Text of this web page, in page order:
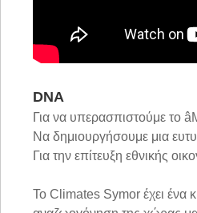
DNA
Για να υπερασπιστούμε το
Να δημιουργήσουμε μια
Για την επίτευξη εθνικής
Το Climates Symor έχει ένα